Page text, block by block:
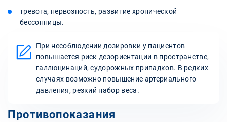
тревога, нервозность, развитие хронической
бессонницы.
При несоблюдении дозировки у пациентов
повышается риск дезориентации в пространстве,
галлюцинаций, судорожных припадков. В редких
случаях возможно повышение артериального
давления, резкий набор веса.
Противопоказания